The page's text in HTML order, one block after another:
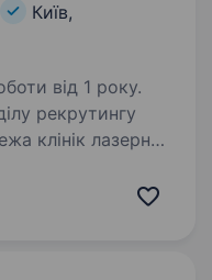
Київ,
від 1 року.
рекрутингу
клінік лазерної